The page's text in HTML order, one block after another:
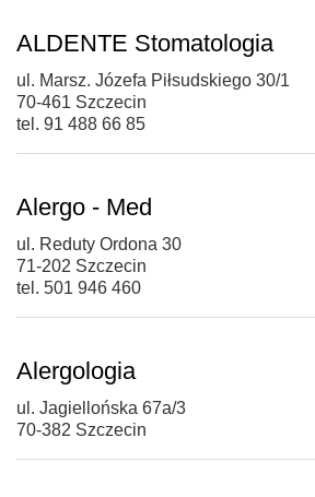
ALDENTE Stomatologia
ul. Marsz. Józefa Piłsudskiego 30/1
70-461 Szczecin
tel. 91 488 66 85
Alergo - Med
ul. Reduty Ordona 30
71-202 Szczecin
tel. 501 946 460
Alergologia
ul. Jagiellońska 67a/3
70-382 Szczecin